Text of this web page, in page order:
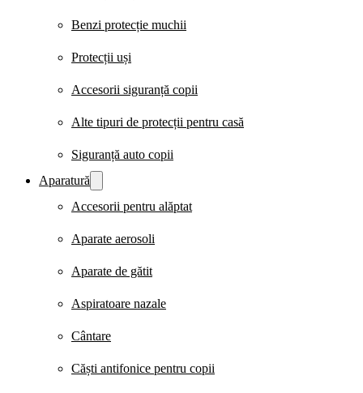
Benzi protecție muchii
Protecții uși
Accesorii siguranță copii
Alte tipuri de protecții pentru casă
Siguranță auto copii
Aparatură
Accesorii pentru alăptat
Aparate aerosoli
Aparate de gătit
Aspiratoare nazale
Cântare
Căști antifonice pentru copii